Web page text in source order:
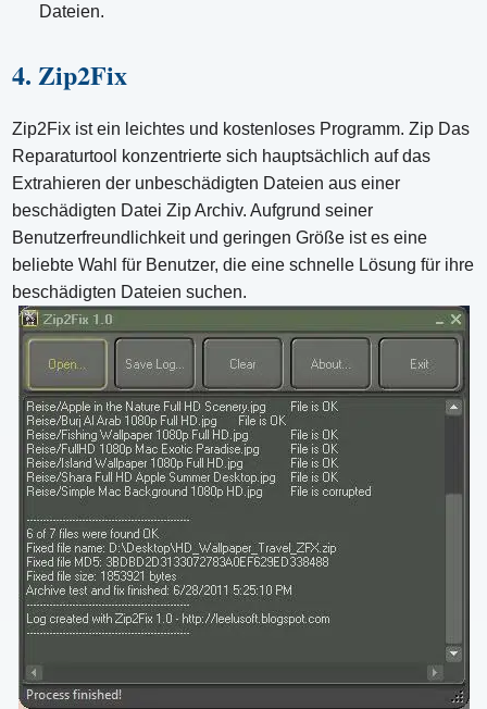
Dateien.
4. Zip2Fix
Zip2Fix ist ein leichtes und kostenloses Programm. Zip Das
Reparaturtool konzentrierte sich hauptsächlich auf das
Extrahieren der unbeschädigten Dateien aus einer
beschädigten Datei Zip Archiv. Aufgrund seiner
Benutzerfreundlichkeit und geringen Größe ist es eine
beliebte Wahl für Benutzer, die eine schnelle Lösung für ihre
beschädigten Dateien suchen.